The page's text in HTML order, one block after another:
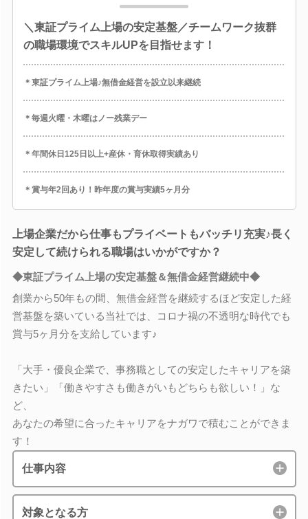
＼東証プライム上場の安定基盤／チームワーク抜群
の職場環境でスキルUPを目指せます！
＊東証プライム上場♪無借金経営を設立以来継続
＊毎週火曜・木曜はノー残業デー
＊年間休日125日以上+産休・育休取得実績あり
＊賞与年2回あり！昨年度の賞与実績5ヶ月分
上場企業だから仕事もプライベートもバッチリ充実♪長く
安定して続けられる職場はいかがですか？
◆東証プライム上場の安定基盤＆無借金経営継続中◆
創業から50年もの間、無借金経営を継続するほど安定した経
営基盤を築いている当社では、コロナ禍の不透明な時代でも
賞与5ヶ月分を支給しています♪
「大手・優良企業で、事務職としての安定したキャリアを築
きたい」「働きやすさも働きがいもどちらも欲しい！」な
ど、
あなたの希望に合ったキャリアをナガワで積むことができま
す！
仕事内容
対象となる方